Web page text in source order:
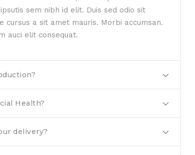
sem nibh id elit. Duis sed odio sit
cursus a sit amet mauris. Morbi accumsan.
auci elit consequat.
Health?
delivery?